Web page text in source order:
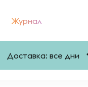
Журнал
Доставка: все дни